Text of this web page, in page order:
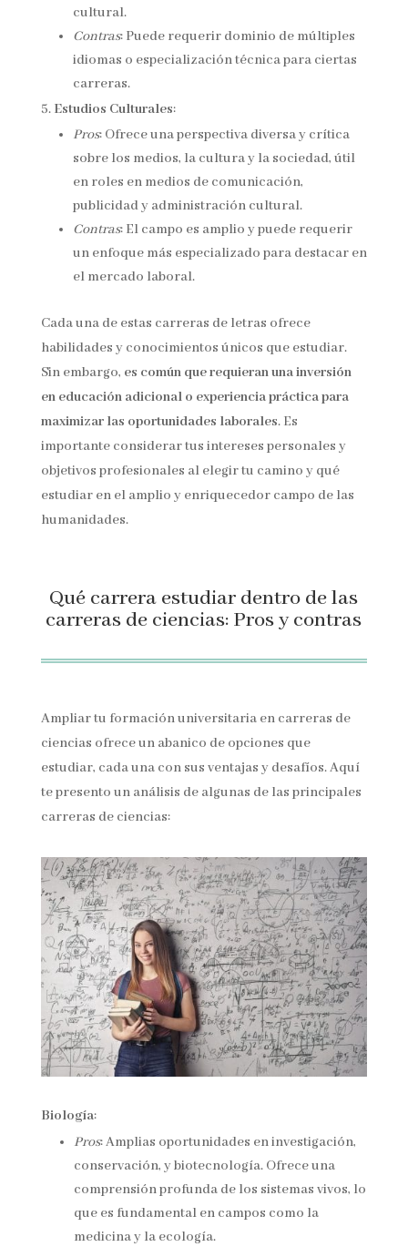
cultural.
Contras: Puede requerir dominio de múltiples
idiomas o especialización técnica para ciertas
carreras.
Estudios Culturales:
Pros: Ofrece una perspectiva diversa y crítica
sobre los medios, la cultura y la sociedad, útil
en roles en medios de comunicación,
publicidad y administración cultural.
Contras: El campo es amplio y puede requerir
un enfoque más especializado para destacar en
el mercado laboral.
Cada una de estas carreras de letras ofrece
habilidades y conocimientos únicos que estudiar.
Sin embargo, es común que requieran una inversión
en educación adicional o experiencia práctica para
maximizar las oportunidades laborales. Es
importante considerar tus intereses personales y
objetivos profesionales al elegir tu camino y qué
estudiar en el amplio y enriquecedor campo de las
humanidades.
Qué carrera estudiar dentro de las
carreras de ciencias: Pros y contras
Ampliar tu formación universitaria en carreras de
ciencias ofrece un abanico de opciones que
estudiar, cada una con sus ventajas y desafíos. Aquí
te presento un análisis de algunas de las principales
carreras de ciencias:
Biología:
Pros: Amplias oportunidades en investigación,
conservación, y biotecnología. Ofrece una
comprensión profunda de los sistemas vivos, lo
que es fundamental en campos como la
medicina y la ecología.